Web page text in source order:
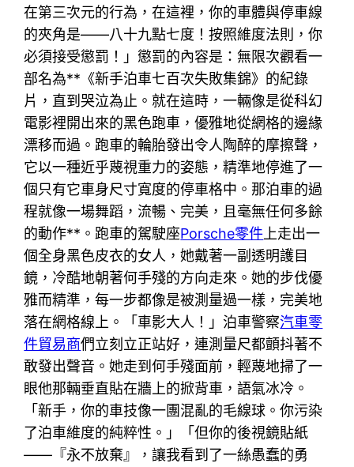
在第三次元的行為，在這裡，你的車體與停車線
的夾角是——八十九點七度！按照維度法則，你
必須接受懲罰！」懲罰的內容是：無限次觀看一
部名為**《新手泊車七百次失敗集錦》的紀錄
片，直到哭泣為止。就在這時，一輛像是從科幻
電影裡開出來的黑色跑車，優雅地從網格的邊緣
漂移而過。跑車的輪胎發出令人陶醉的摩擦聲，
它以一種近乎蔑視重力的姿態，精準地停進了一
個只有它車身尺寸寬度的停車格中。那泊車的過
程就像一場舞蹈，流暢、完美，且毫無任何多餘
的動作**。跑車的駕駛座Porsche零件 上走出一
個全身黑色皮衣的女人，她戴著一副透明護目
鏡，冷酷地朝著何手殘的方向走來。她的步伐優
雅而精準，每一步都像是被測量過一樣，完美地
落在網格線上。「車影大人！」泊車警察汽車零
件貿易商們立刻立正站好，連測量尺都顫抖著不
敢發出聲音。她走到何手殘面前，輕蔑地掃了一
眼他那輛垂直貼在牆上的掀背車，語氣冰冷。
「新手，你的車技像一團混亂的毛線球。你污染
了泊車維度的純粹性。」「但你的後視鏡貼紙
——『永不放棄』，讓我看到了一絲愚蠢的勇